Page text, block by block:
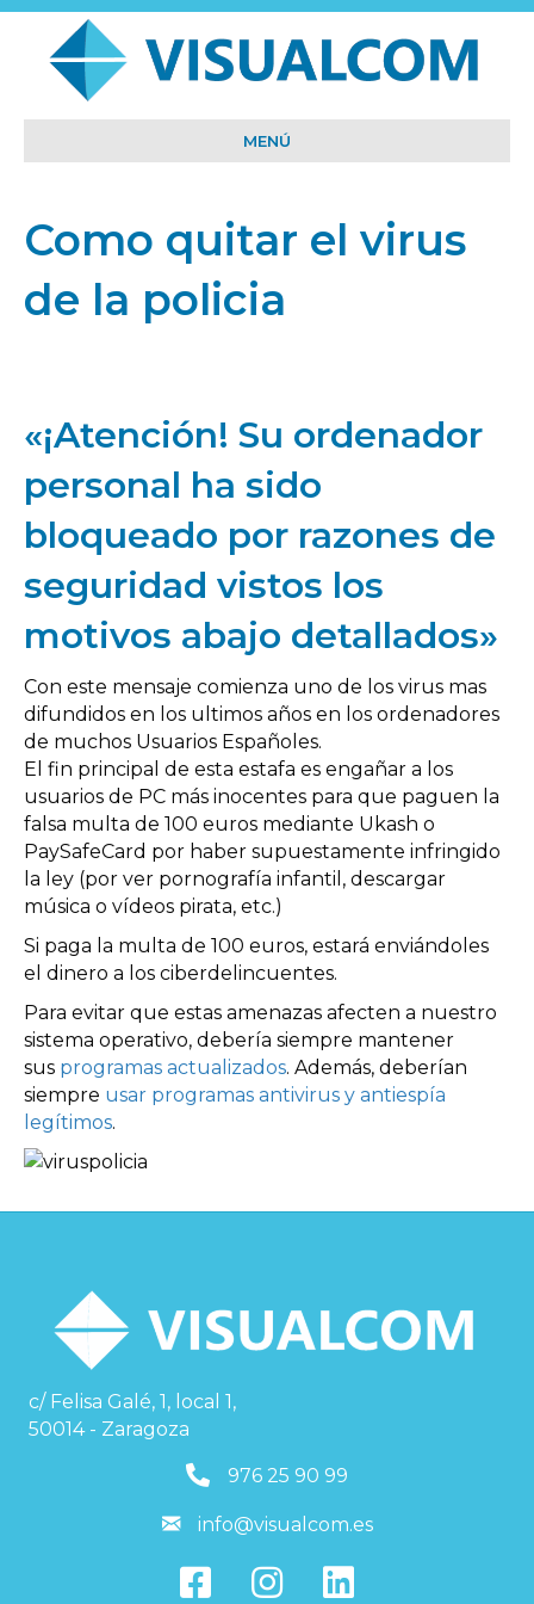
MENÚ
Como quitar el virus
de la policia
«¡Atención! Su ordenador
personal ha sido
bloqueado por razones de
seguridad vistos los
motivos abajo detallados»
Con este mensaje comienza uno de los virus mas
difundidos en los ultimos años en los ordenadores
de muchos Usuarios Españoles.
El fin principal de esta estafa es engañar a los
usuarios de PC más inocentes para que paguen la
falsa multa de 100 euros mediante Ukash o
PaySafeCard por haber supuestamente infringido
la ley (por ver pornografía infantil, descargar
música o vídeos pirata, etc.)
Si paga la multa de 100 euros, estará enviándoles
el dinero a los ciberdelincuentes.
Para evitar que estas amenazas afecten a nuestro
sistema operativo, debería siempre mantener
sus programas actualizados. Además, deberían
siempre usar programas antivirus y antiespía
legítimos.
c/ Felisa Galé, 1, local 1,
50014 - Zaragoza
976259099
976 25 90 99
info@visualcom.es
info@visualcom.es